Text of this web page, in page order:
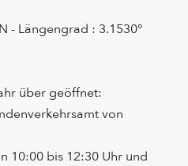
- Längengrad : 3.1530°
über geöffnet:
von
10:00 bis 12:30 Uhr und